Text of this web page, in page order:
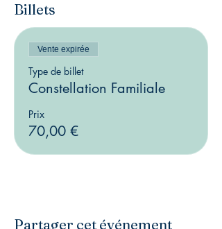
Billets
Vente expirée
Type de billet
Constellation Familiale
Prix
70,00 €
Partager cet événement